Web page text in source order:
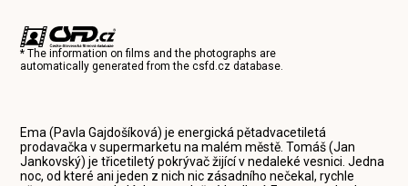
* The information on films and the photographs are
automatically generated from thecsfd.cz database.
Ema (Pavla Gajdošíková) je energická pětadvacetiletá
prodavačka v supermarketu na malém městě. Tomáš (Jan
Jankovský) je třicetiletý pokrývač žijící v nedaleké vesnici. Jedna
noc, od které ani jeden z nich nic zásadního nečekal, rychle